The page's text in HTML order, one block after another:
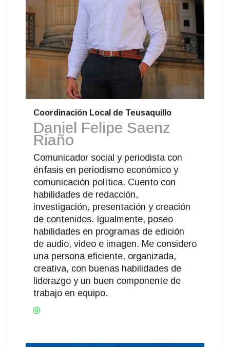
Coordinación Local de Teusaquillo
Daniel Felipe Saenz
Riaño
Comunicador social y periodista con
énfasis en periodismo económico y
comunicación política. Cuento con
habilidades de redacción,
investigación, presentación y creación
de contenidos. Igualmente, poseo
habilidades en programas de edición
de audio, video e imagen. Me considero
una persona eficiente, organizada,
creativa, con buenas habilidades de
liderazgo y un buen componente de
trabajo en equipo.